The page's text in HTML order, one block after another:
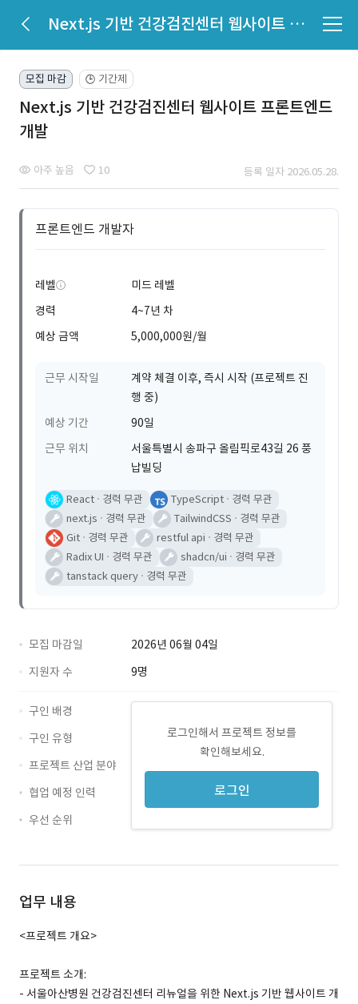
Next.js 기반 건강검진센터 웹사이트 프론트엔드 개발
모집 마감 🕒 기간제
Next.js 기반 건강검진센터 웹사이트 프론트엔드
개발
아주 높음 10 등록 일자 2026.05.28.
프론트엔드 개발자
레벨
미드 레벨
경력
4~7년 차
예상 금액
5,000,000원/월
근무 시작일
계약 체결 이후, 즉시 시작 (프로젝트 진
행 중)
예상 기간
90일
근무 위치
서울특별시 송파구 올림픽로43길 26 풍
납빌딩
React 경력 무관 TypeScript
경력 무관
next.js
경력 무관 TailwindCSS
경력 무관
Git
경력 무관 restful api
경력 무관
Radix UI
경력 무관 shadcn/ui
경력 무관
tanstack query
경력 무관
모집 마감일
2026년 06월 04일
지원자 수
9명
로그인해서 프로젝트 정보를
확인해보세요.
로그인
구인 배경
구인 유형
프로젝트 산업 분야
협업 예정 인력
우선 순위
업무 내용
<프로젝트 개요>
프로젝트 소개:
- 서울아산병원 건강검진센터 리뉴얼을 위한 Next.js 기반 웹사이트 개